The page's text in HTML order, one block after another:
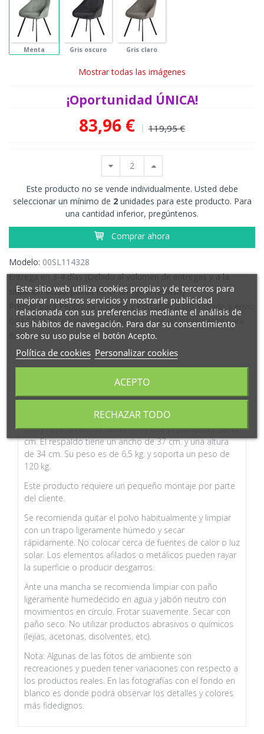
Menta Gris oscuro Gris claro
Mostrar todas las imágenes
¡Oportunidad ÚNICA!
83,96 € 119,95 €
Este producto no se vende individualmente. Usted debe
seleccionar un mínimo de 2unidades para este producto. Para
una cantidad inferior, pregúntenos.
Comprar ahora
Modelo: 00SL114328
Entrega en 3-4 días (Debido al volumen de entregas y a la
situación actual puede tener un ligero retraso).
Precios para Península (España y Portugal) ¡¡¡ IVA incluido y envío
GRATIS !!! En algunos casos puede existir un suplemento para
Baleares.
77 cm. de alto. La altura del suelo al asiento es de 47
cm. y tiene un ancho de 40 cm. y una profundidad de 42
cm. El respaldo tiene un ancho de 37 cm. y una altura
de 34 cm. Su peso es de 6,5 kg. y soporta un peso de
120 kg.
Este producto requiere un pequeño montaje por parte
del cliente.
Se recomienda quitar el polvo habitualmente y limpiar
con un trapo ligeramente húmedo y secar
rápidamente. No colocar cerca de fuentes de calor o luz
solar. Los elementos afilados o metálicos pueden rayar
la superficie o producir desgarros.
Ante una mancha se recomienda limpiar con paño
ligeramente humedecido en agua y jabón neutro con
movimientos en círculo. Frotar suavemente. Secar con
paño seco. No utilizar productos abrasivos o químicos
(lejías, acetonas, disolventes, etc).
Nota: Algunas de las fotos de ambiente son
recreaciones y pueden tener variaciones con respecto a
los productos reales. En las fotografías con el fondo en
blanco es donde podrá observar los detalles y colores
más fidedignos.
Este sitio web utiliza cookies propias y de terceros para
mejorar nuestros servicios y mostrarle publicidad
relacionada con sus preferencias mediante el análisis de
sus hábitos de navegación. Para dar su consentimiento
sobre su uso pulse el botón Acepto.
Política de cookies Personalizar cookies
RECHAZAR TODO
ACEPTO